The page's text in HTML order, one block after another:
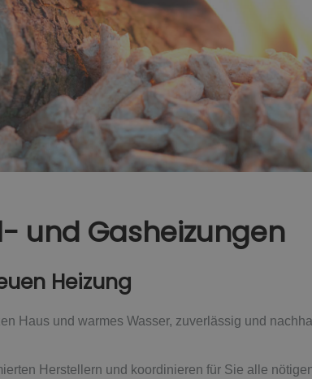
und Gasheizungen
Heizung
Haus und warmes Wasser, zuverlässig und
Herstellern und koordinieren für Sie alle